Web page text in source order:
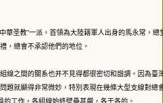
華圣教”一派，首領為大陸籍軍人出身的馬永常，
，總會不承認他們的地位。
線之間的關系也并不見得都很密切和諧調。因為臺
題就顯得非常微妙，特別表現在幾條大型支線對總
的工作，各組線始終壁壘甚嚴，各干各的。